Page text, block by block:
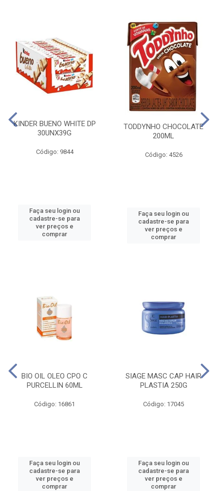
KINDER BUENO WHITE DP
30UNX39G
Código: 9844
Faça seu login ou
cadastre-se para
ver preços e
comprar
TODDYNHO CHOCOLATE
200ML
Código: 4526
Faça seu login ou
cadastre-se para
ver preços e
comprar
BIO OIL OLEO CPO C
PURCELLIN 60ML
Código: 16861
Faça seu login ou
cadastre-se para
ver preços e
comprar
SIAGE MASC CAP HAIR
PLASTIA 250G
Código: 17045
Faça seu login ou
cadastre-se para
ver preços e
comprar